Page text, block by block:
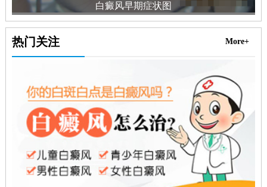
白癜风早期症状图
热门关注 More+